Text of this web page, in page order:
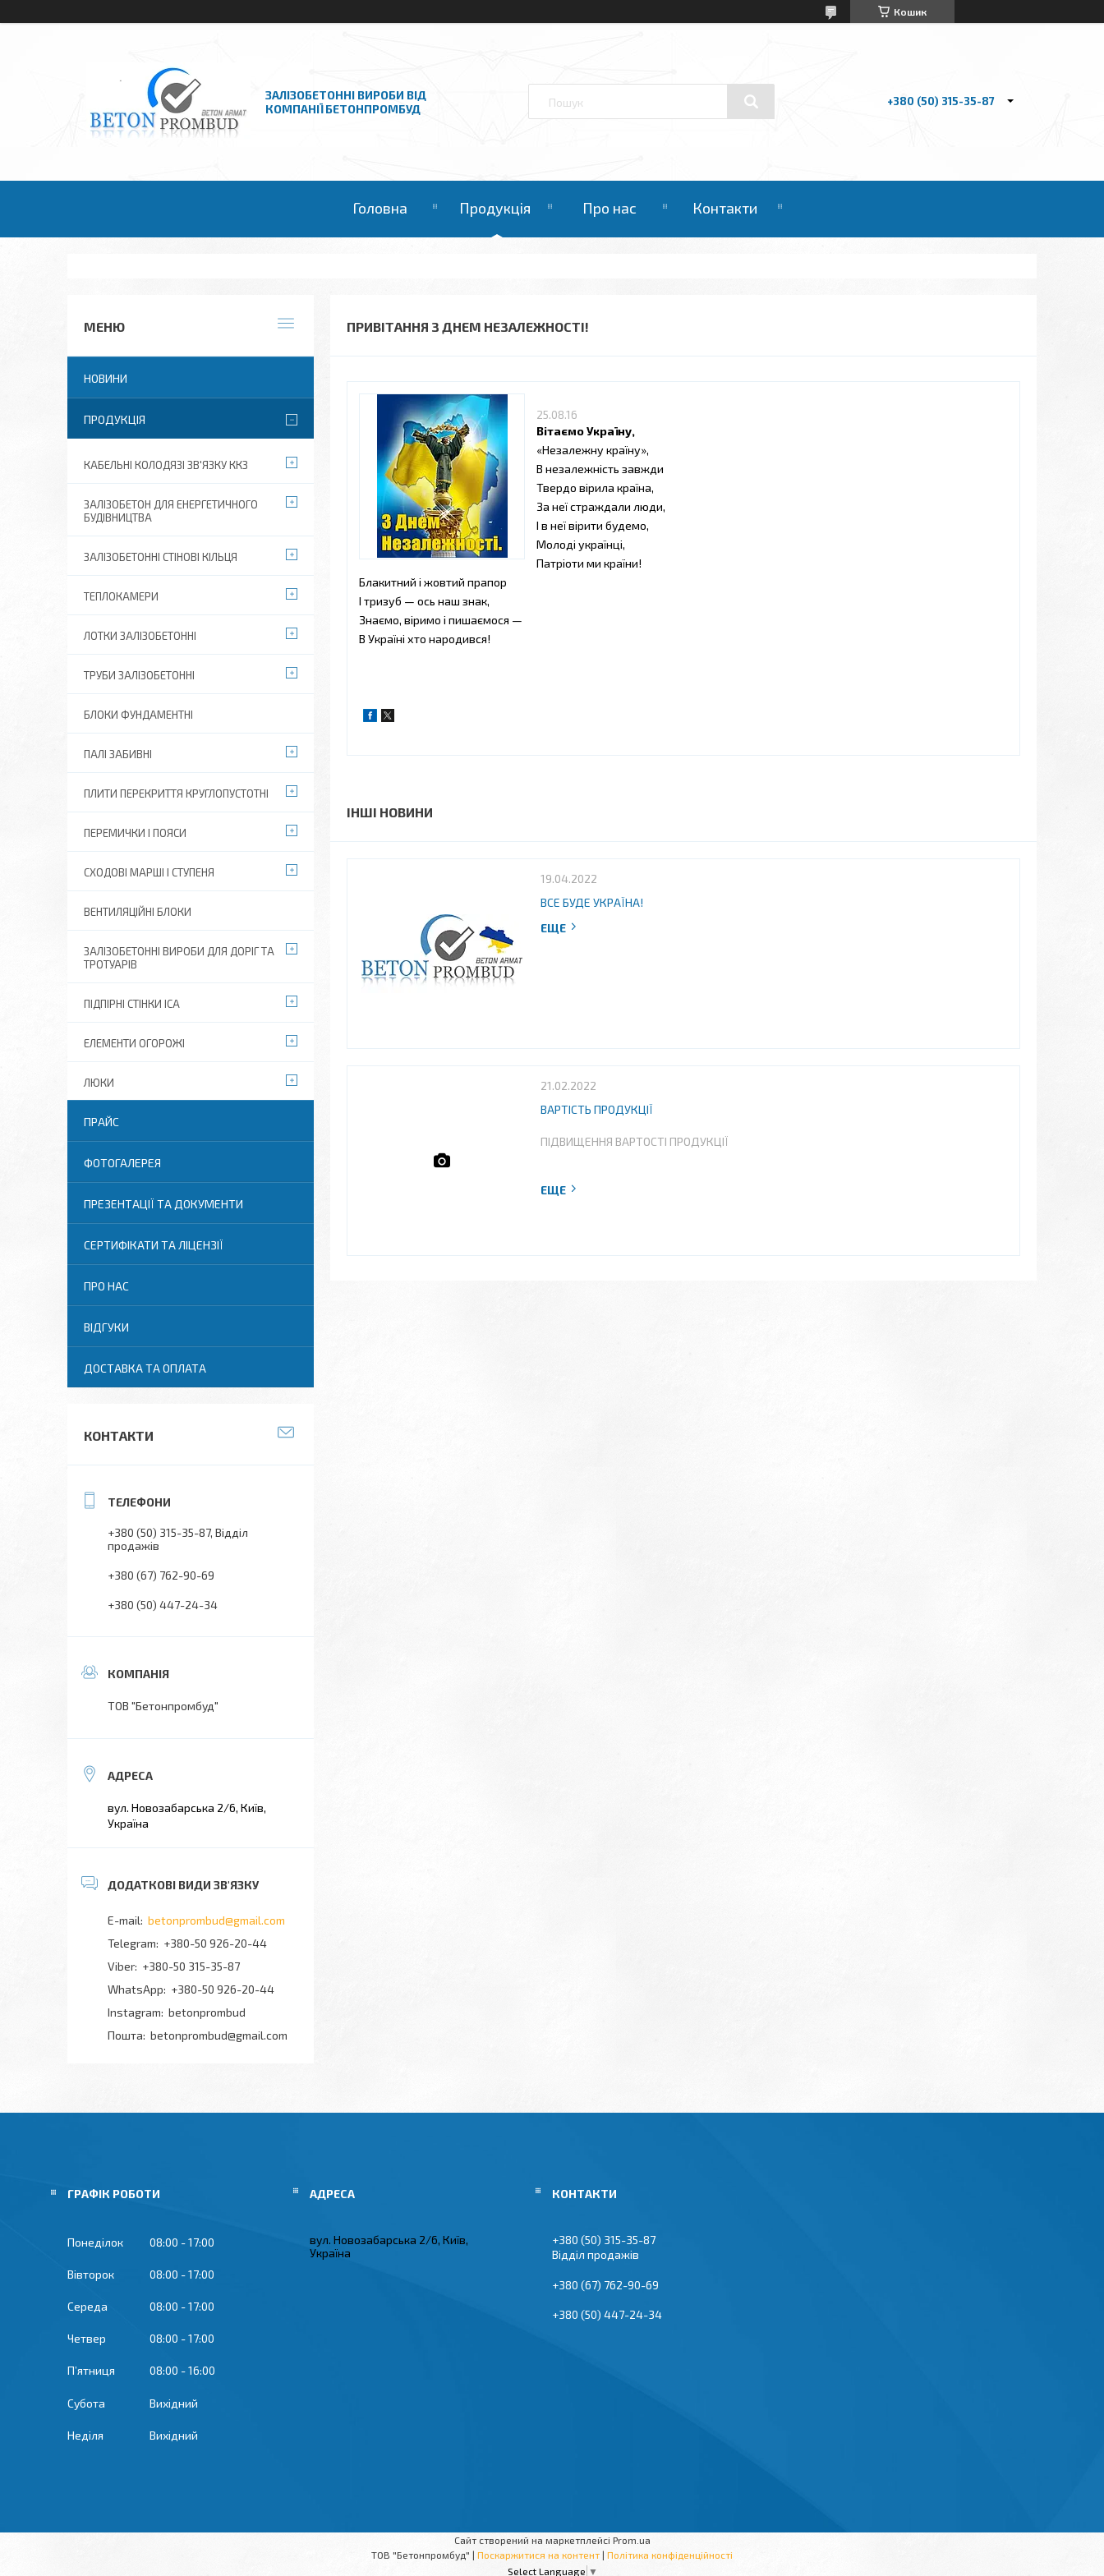
Кошик
ЗАЛІЗОБЕТОННІ ВИРОБИ ВІД
КОМПАНІЇ БЕТОНПРОМБУД
+380 (50) 315-35-87
Головна Продукція Про нас Контакти
ПРИВІТАННЯ З ДНЕМ НЕЗАЛЕЖНОСТІ!
25.08.16
Вітаємо Україну,
«Незалежну країну»,
В незалежність завжди
Твердо вірила країна,
За неї страждали люди,
І в неї вірити будемо,
Молоді українці,
Патріоти ми країни!
Блакитний і жовтий прапор
І тризуб — ось наш знак,
Знаємо, віримо і пишаємося —
В Україні хто народився!
ІНШІ НОВИНИ
19.04.2022
ВСЕ БУДЕ УКРАЇНА!
21.02.2022
ВАРТІСТЬ ПРОДУКЦІЇ
ПІДВИЩЕННЯ ВАРТОСТІ ПРОДУКЦІЇ
НОВИНИ
ПРОДУКЦІЯ
КАБЕЛЬНІ КОЛОДЯЗІ ЗВ'ЯЗКУ ККЗ
ЗАЛІЗОБЕТОН ДЛЯ ЕНЕРГЕТИЧНОГО
БУДІВНИЦТВА
ЗАЛІЗОБЕТОННІ СТІНОВІ КІЛЬЦЯ
ТЕПЛОКАМЕРИ
ЛОТКИ ЗАЛІЗОБЕТОННІ
ТРУБИ ЗАЛІЗОБЕТОННІ
БЛОКИ ФУНДАМЕНТНІ
ПАЛІ ЗАБИВНІ
ПЛИТИ ПЕРЕКРИТТЯ КРУГЛОПУСТОТНІ
ПЕРЕМИЧКИ І ПОЯСИ
СХОДОВІ МАРШІ І СТУПЕНЯ
ВЕНТИЛЯЦІЙНІ БЛОКИ
ЗАЛІЗОБЕТОННІ ВИРОБИ ДЛЯ ДОРІГ ТА
ТРОТУАРІВ
ПІДПІРНІ СТІНКИ ІСА
ЕЛЕМЕНТИ ОГОРОЖІ
ЛЮКИ
ПРАЙС
ФОТОГАЛЕРЕЯ
ПРЕЗЕНТАЦІЇ ТА ДОКУМЕНТИ
СЕРТИФІКАТИ ТА ЛІЦЕНЗІЇ
ПРО НАС
ВІДГУКИ
ДОСТАВКА ТА ОПЛАТА
КОНТАКТИ
+380 (50) 315-35-87 Відділ
продажів
+380 (67) 762-90-69
+380 (50) 447-24-34
ТОВ "Бетонпромбуд"
вул. Новозабарська 2/6, Київ,
Україна
betonprombud@gmail.com
+380-50 926-20-44
+380-50 315-35-87
+380-50 926-20-44
Instagram betonprombud
Пошта betonprombud@gmail.com
ГРАФІК РОБОТИ
Понеділок 08:00 17:00
Вівторок 08:00 17:00
Середа 08:00 17:00
Четвер 08:00 17:00
Пʼятниця 08:00 16:00
Субота Вихідний
Неділя Вихідний
вул. Новозабарська 2/6, Київ,
Україна
+380 (50) 315-35-87
Відділ продажів
+380 (67) 762-90-69
+380 (50) 447-24-34
Сайт створений на маркетплейсі Prom.ua
ТОВ "Бетонпромбуд" | Поскаржитися на контент | Політика конфіденційності
Select Language ▼